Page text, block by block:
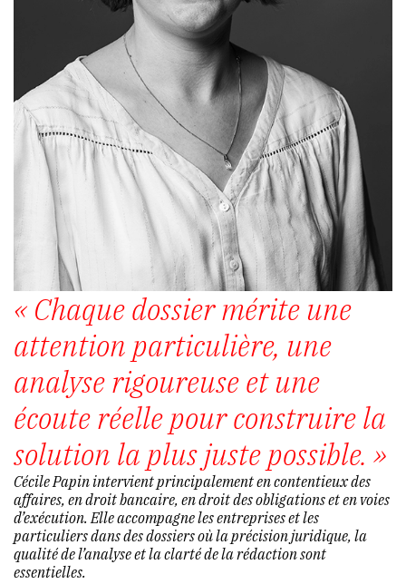
« Chaque dossier mérite une
attention particulière, une
analyse rigoureuse et une
écoute réelle pour construire la
solution la plus juste possible. »
Cécile Papin intervient principalement en contentieux des
affaires, en droit bancaire, en droit des obligations et en voies
d’exécution. Elle accompagne les entreprises et les
particuliers dans des dossiers où la précision juridique, la
qualité de l’analyse et la clarté de la rédaction sont
essentielles.